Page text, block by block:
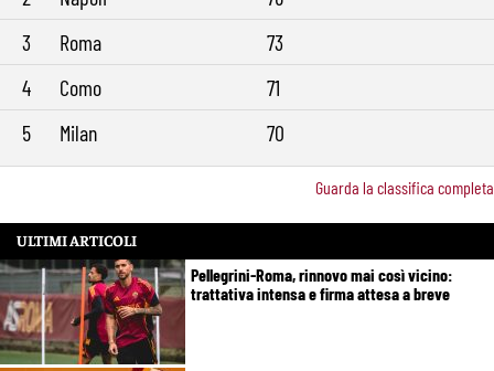
3
Roma
73
4
Como
71
5
Milan 70
Guarda la classifica completa
ULTIMI ARTICOLI
Pellegrini-Roma, rinnovo mai così vicino:
trattativa intensa e firma attesa a breve